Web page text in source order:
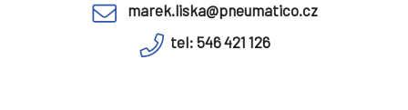
marek.liska@pneumatico.cz
tel: 546 421 126